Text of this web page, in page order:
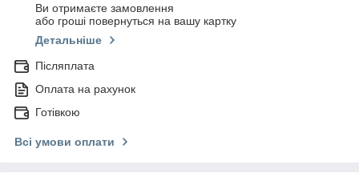
Ви отримаєте замовлення
або гроші повернуться на вашу картку
Детальніше
Післяплата
Оплата на рахунок
Готівкою
Всі умови оплати